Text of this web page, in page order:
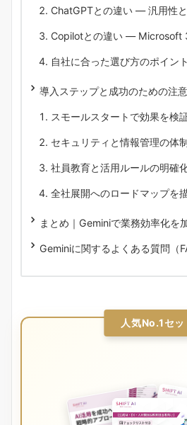
ChatGPTとの違い ― 汎用性
Copilotとの違い ― Microsoft
自社に合った選び方のポイント
導入ステップと成功のための注
スモールスタートで効果を検
セキュリティと情報管理の体
社員教育と活用ルールの明確
全社展開へのロードマップを
まとめ｜Geminiで業務効率化を
Geminiに関するよくある質問（
人気No.1セッ